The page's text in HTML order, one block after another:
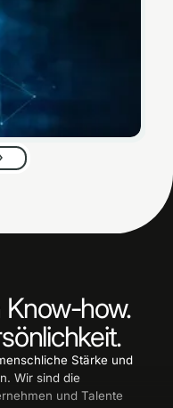
how.
Stärke und
Wir sind die
und Talente